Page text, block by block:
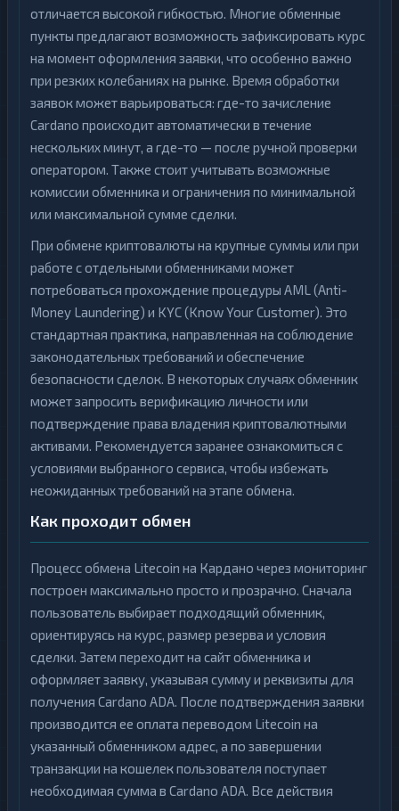
отличается высокой гибкостью. Многие обменные
пункты предлагают возможность зафиксировать курс
на момент оформления заявки, что особенно важно
при резких колебаниях на рынке. Время обработки
заявок может варьироваться: где-то зачисление
Cardano происходит автоматически в течение
нескольких минут, а где-то — после ручной проверки
оператором. Также стоит учитывать возможные
комиссии обменника и ограничения по минимальной
или максимальной сумме сделки.
При обмене криптовалюты на крупные суммы или при
работе с отдельными обменниками может
потребоваться прохождение процедуры AML (Anti-
Money Laundering) и KYC (Know Your Customer). Это
стандартная практика, направленная на соблюдение
законодательных требований и обеспечение
безопасности сделок. В некоторых случаях обменник
может запросить верификацию личности или
подтверждение права владения криптовалютными
активами. Рекомендуется заранее ознакомиться с
условиями выбранного сервиса, чтобы избежать
неожиданных требований на этапе обмена.
Как проходит обмен
Процесс обмена Litecoin на Кардано через мониторинг
построен максимально просто и прозрачно. Сначала
пользователь выбирает подходящий обменник,
ориентируясь на курс, размер резерва и условия
сделки. Затем переходит на сайт обменника и
оформляет заявку, указывая сумму и реквизиты для
получения Cardano ADA. После подтверждения заявки
производится ее оплата переводом Litecoin на
указанный обменником адрес, а по завершении
транзакции на кошелек пользователя поступает
необходимая сумма в Cardano ADA. Все действия